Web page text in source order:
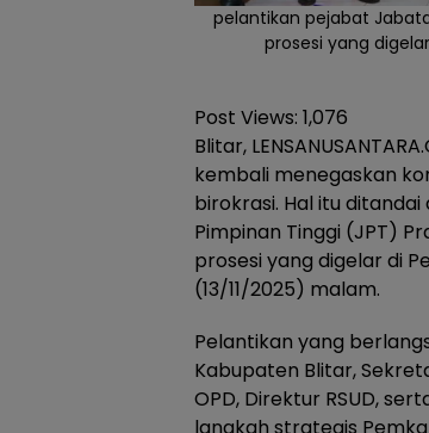
pelantikan pejabat
prosesi yang
Post Views: 1,076
Blitar,
kembali menegaskan
birokrasi. Hal itu
Pimpinan Tinggi (JPT)
prosesi yang digelar di
(13/11/2025) malam.
Pelantikan yang
Kabupaten Blitar,
OPD, Direktur RSUD,